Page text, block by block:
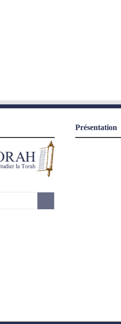
Présentation